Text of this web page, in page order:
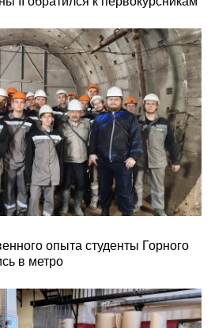
опыта студенты Горного
в метро